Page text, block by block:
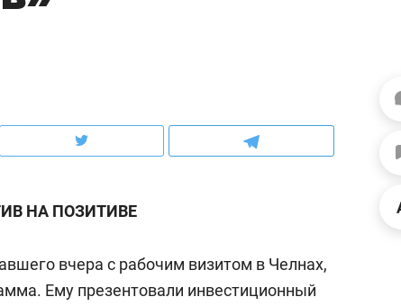
НА ПОЗИТИВЕ
вчера с рабочим визитом в Челнах,
Ему презентовали инвестиционный